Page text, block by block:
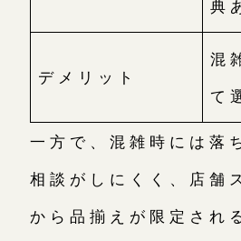
典
デメリット
混
て
一方で、混雑時には落
相談がしにくく、店舗
から品揃えが限定され